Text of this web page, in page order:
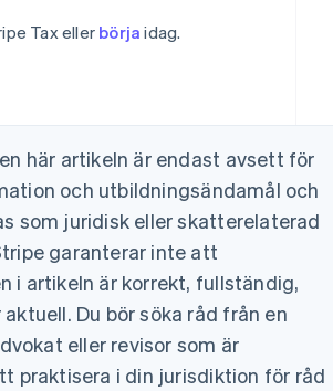
Tax ellerbörja idag.
här artikeln är endast avsett för
och utbildningsändamål och
som juridisk eller skatterelaterad
garanterar inte att
i artikeln är korrekt, fullständig,
Du bör söka råd från en
eller revisor som är
praktisera i din jurisdiktion för råd
DeutschEnglish